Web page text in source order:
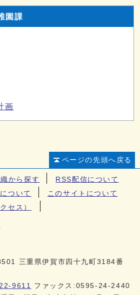
園課
画
ページの先頭へ戻る
から探す
RSS配信について
ついて
このサイトについて
セス）
三重県伊賀市四十九町3184番
9611 ファックス:0595-24-2440